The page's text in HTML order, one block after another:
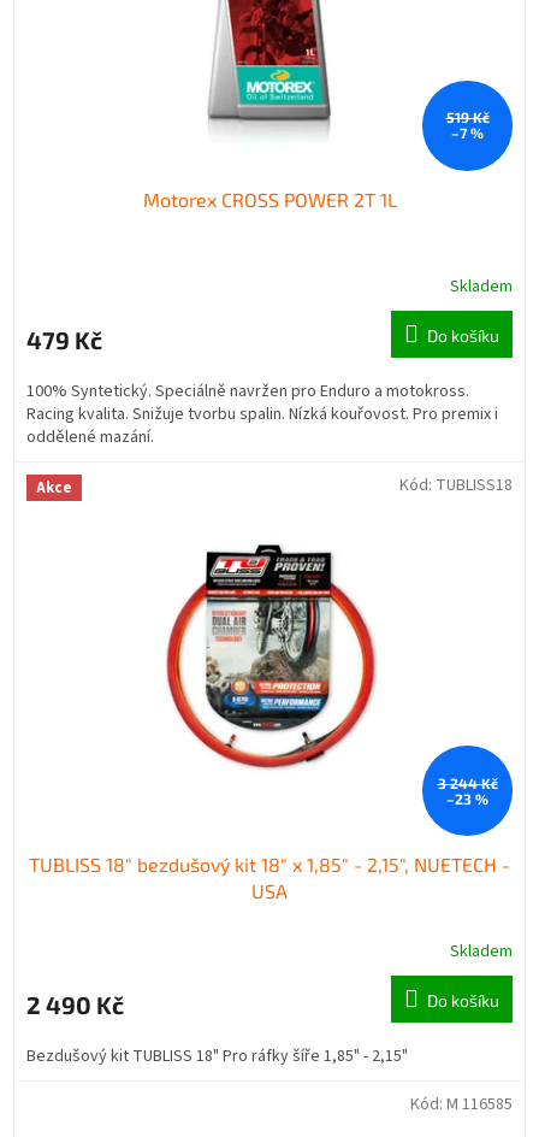
519 Kč
–7 %
Motorex CROSS POWER 2T 1L
Skladem
479 Kč Do košíku
100% Syntetický. Speciálně navržen pro Enduro a motokross.
Racing kvalita. Snižuje tvorbu spalin. Nízká kouřovost. Pro premix i
oddělené mazání.
Akce
3 244 Kč
–23 %
TUBLISS 18" bezdušový kit 18" x 1,85" - 2,15", NUETECH -
USA
Skladem
2 490 Kč Do košíku
Bezdušový kit TUBLISS 18" Pro ráfky šíře 1,85" - 2,15"
Kód: TUBLISS18
Kód: M 116585